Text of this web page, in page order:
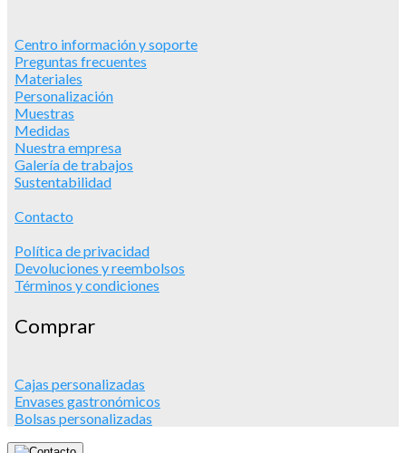
Centro información y soporte
Preguntas frecuentes
Materiales
Personalización
Muestras
Medidas
Nuestra empresa
Galería de trabajos
Sustentabilidad
Contacto
Política de privacidad
Devoluciones y reembolsos
Términos y condiciones
Comprar
Cajas personalizadas
Envases gastronómicos
Bolsas personalizadas